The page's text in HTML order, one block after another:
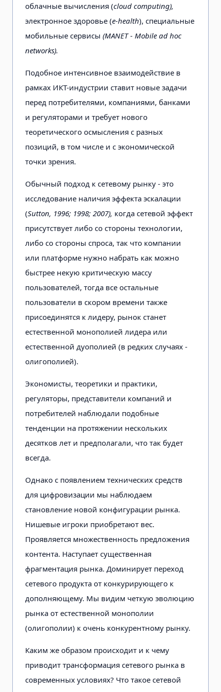
облачные вычисления (cloud computing),
электронное здоровье (e-health), специальные
мобильные сервисы (MANET - Mobile ad hoc
networks).
Подобное интенсивное взаимодействие в
рамках ИКТ-индустрии ставит новые задачи
перед потребителями, компаниями, банками
и регуляторами и требует нового
теоретического осмысления с разных
позиций, в том числе и с экономической
точки зрения.
Обычный подход к сетевому рынку - это
исследование наличия эффекта эскалации
(Sutton, 1996; 1998; 2007), когда сетевой эффект
присутствует либо со стороны технологии,
либо со стороны спроса, так что компании
или платформе нужно набрать как можно
быстрее некую критическую массу
пользователей, тогда все остальные
пользователи в скором времени также
присоединятся к лидеру, рынок станет
естественной монополией лидера или
естественной дуополией (в редких случаях -
олигополией).
Экономисты, теоретики и практики,
регуляторы, представители компаний и
потребителей наблюдали подобные
тенденции на протяжении нескольких
десятков лет и предполагали, что так будет
всегда.
Однако с появлением технических средств
для цифровизации мы наблюдаем
становление новой конфигурации рынка.
Нишевые игроки приобретают вес.
Проявляется множественность предложения
контента. Наступает существенная
фрагментация рынка. Доминирует переход
сетевого продукта от конкурирующего к
дополняющему. Мы видим четкую эволюцию
рынка от естественной монополии
(олигополии) к очень конкурентному рынку.
Каким же образом происходит и к чему
приводит трансформация сетевого рынка в
современных условиях? Что такое сетевой